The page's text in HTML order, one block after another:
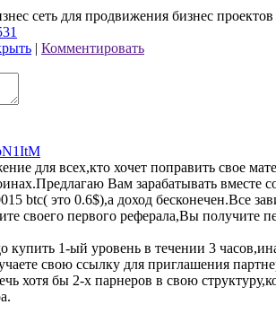
сеть для продвижения бизнес проектов
| Комментировать
для всех,кто хочет поправить свое
Вам зарабатывать вместе
btc( это 0.6$),а доход бесконечен.Все
своего первого реферала,Вы получите
купить 1-ый уровень в течении 3
свою ссылку для приглашения
хотя бы 2-х парнеров в свою